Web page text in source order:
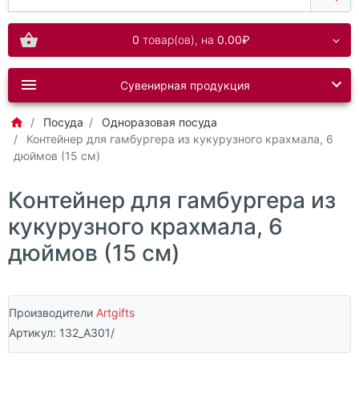
0 товар(ов), на 0.00₽
Сувенирная продукция
Посуда
Одноразовая посуда
Контейнер для гамбургера из кукурузного крахмала, 6
дюймов (15 см)
Контейнер для гамбургера из
кукурузного крахмала, 6
дюймов (15 см)
Производители Artgifts
Артикул: 132_A301/